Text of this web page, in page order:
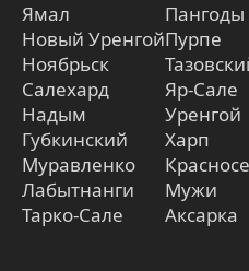
Ямал
Новый Уренгой
Ноябрьск
Салехард
Надым
Губкинский
Муравленко
Лабытнанги
Тарко-Сале
Пангоды
Пурпе
Яр-Сале
Уренгой
Харп
Мужи
Аксарка